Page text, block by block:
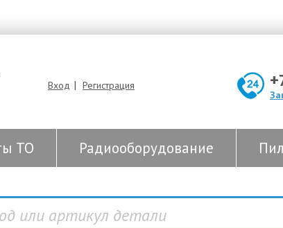
Вход | Регистрация
ТО Радиооборудование